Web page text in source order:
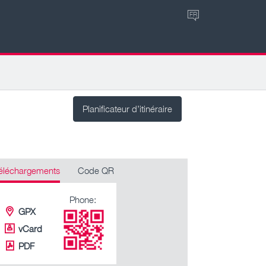
FR
Planificateur d’itinéraire
Code QR
GPX
vCard
PDF
Phone: